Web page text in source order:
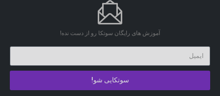
آموزش های رایگان سوتکا رو از دست نده!
سوتکایی شو!